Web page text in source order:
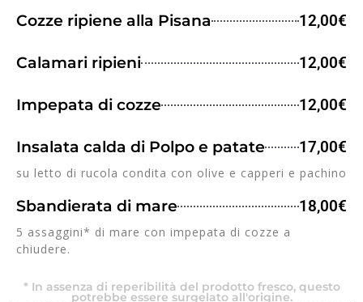
Cozze ripiene alla Pisana 12,00€
Calamari ripieni 12,00€
Impepata di cozze 12,00€
Insalata calda di Polpo e patate 17,00€
su letto di rucola condita con olive e capperi e pachino
Sbandierata di mare 18,00€
5 assaggini* di mare con impepata di cozze a
chiudere.
* In assenza di reperibilità del prodotto fresco, questo
potrebbe essere surgelato all'origine.